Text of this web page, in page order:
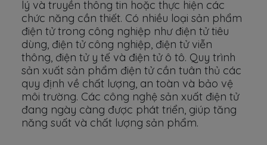
lý và truyền thông tin hoặc thực hiện các
chức năng cần thiết. Có nhiều loại sản phẩm
điện tử trong công nghiệp như điện tử tiêu
dùng, điện tử công nghiệp, điện tử viễn
thông, điện tử y tế và điện tử ô tô. Quy trình
sản xuất sản phẩm điện tử cần tuân thủ các
quy định về chất lượng, an toàn và bảo vệ
môi trường. Các công nghệ sản xuất điện tử
đang ngày càng được phát triển, giúp tăng
năng suất và chất lượng sản phẩm.